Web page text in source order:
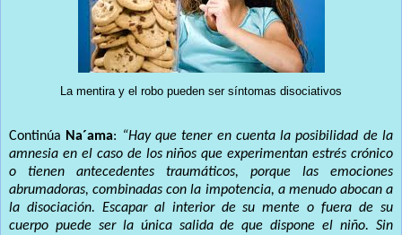
La mentira y el robo pueden ser síntomas disociativos
Continúa Na´ama: “Hay que tener en cuenta la posibilidad de la
amnesia en el caso de los niños que experimentan estrés crónico
o tienen antecedentes traumáticos, porque las emociones
abrumadoras, combinadas con la impotencia, a menudo abocan a
la disociación. Escapar al interior de su mente o fuera de su
cuerpo puede ser la única salida de que dispone el niño. Sin